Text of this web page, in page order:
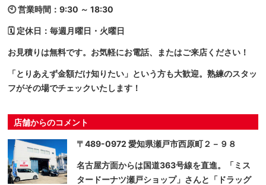
🕙 営業時間：9:30 ～ 18:30
🗓 定休日：毎週月曜日・火曜日
お見積りは無料です。お気軽にお電話、またはご来店ください！
「とりあえず金額だけ知りたい」という方も大歓迎。熟練のスタッ
フがその場でチェックいたします！
店舗からのコメント
〒489-0972 愛知県瀬戸市西原町２－９８
名古屋方面からは国道363号線を直進。「ミス
タードーナツ瀬戸ショップ」さんと「ドラッグ